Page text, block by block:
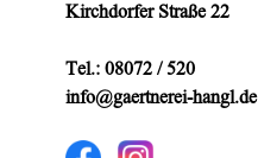
Kirchdorfer Straße 22
Tel.: 08072 / 520
info@gaertnerei-hangl.de